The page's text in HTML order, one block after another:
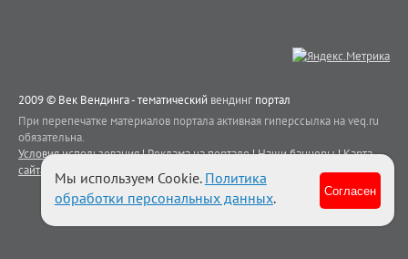
2009 © Век Вендинга - тематический вендинг портал
При перепечатке материалов портала активная гиперссылка на veq.ru
обязательна.
Условия использования|Реклама на портале|Наши баннеры|Карта
сайта
Контакты
Мы используем Cookie. Политика
обработки персональных данных. Согласен